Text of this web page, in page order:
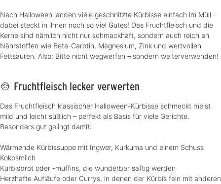
Nach Halloween landen viele geschnitzte Kürbisse einfach im Müll –
dabei steckt in ihnen noch so viel Gutes! Das Fruchtfleisch und die
Kerne sind nämlich nicht nur schmackhaft, sondern auch reich an
Nährstoffen wie Beta-Carotin, Magnesium, Zink und wertvollen
Fettsäuren. Also: Bitte nicht wegwerfen – sondern weiterverwenden!
🍲 Fruchtfleisch lecker verwerten
Das Fruchtfleisch klassischer Halloween-Kürbisse schmeckt meist
mild und leicht süßlich – perfekt als Basis für viele Gerichte.
Besonders gut gelingt damit:
Wärmende Kürbissuppe mit Ingwer, Kurkuma und einem Schuss
Kokosmilch
Kürbisbrot oder -muffins, die wunderbar saftig werden
Herzhafte Aufläufe oder Currys, in denen der Kürbis fein mit anderen